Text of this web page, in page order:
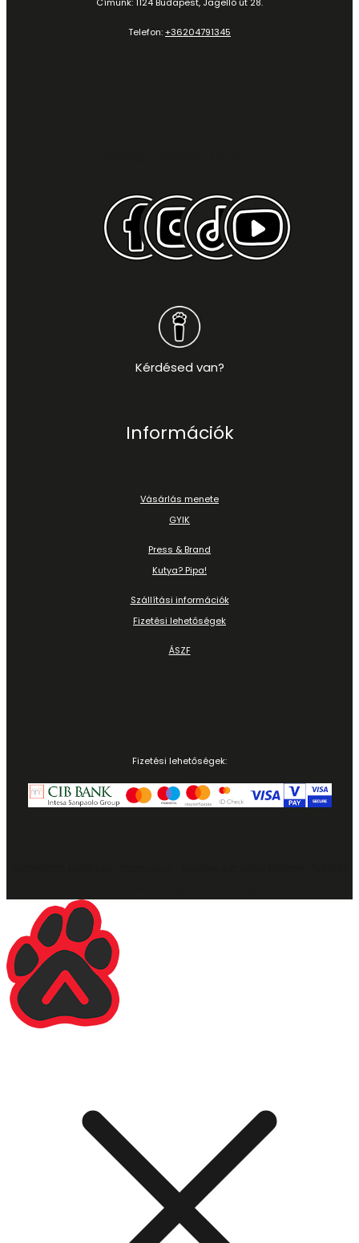
Címünk: 1124 Budapest, Jagelló út 28.
Telefon:+36204791345
Kérdésed van?
Információk
Vásárlás menete
GYIK
Press & Brand
Kutya? Pipa!
Szállítási információk
Fizetési lehetőségek
ÁSZF
Fizetési lehetőségek: